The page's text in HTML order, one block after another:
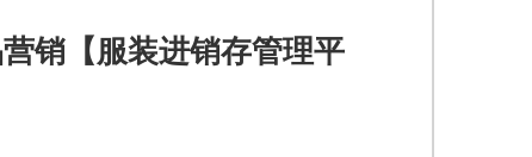
销【服装进销存管理平